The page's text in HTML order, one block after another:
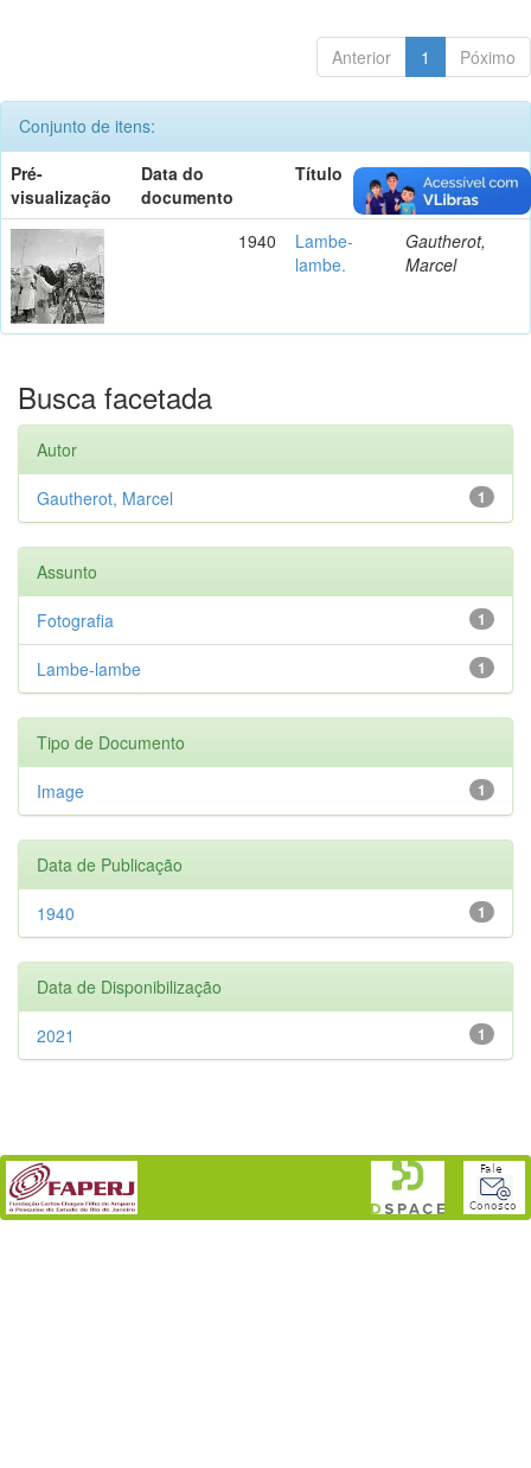
Anterior 1 Póximo
Conjunto de itens:
Pré-
visualização
Data do
documento
Título Autor(es)
1940
Lambe-
lambe.
Gautherot,
Marcel
Busca facetada
Autor
1
Gautherot, Marcel
Assunto
1
Fotografia
1
Lambe-lambe
Tipo de Documento
1
Image
Data de Publicação
1
1940
Data de Disponibilização
1
2021